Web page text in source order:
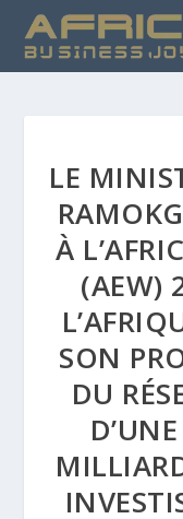
LE
À
(AEW)
SON
DU